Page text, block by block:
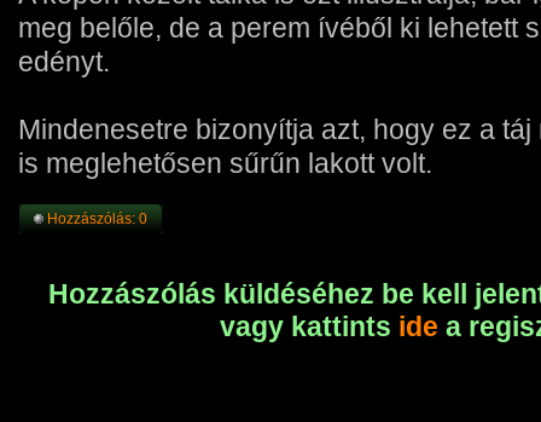
meg belőle, de a perem ívéből ki lehetett
edényt.
Mindenesetre bizonyítja azt, hogy ez a
is meglehetősen sűrűn lakott volt.
Hozzászólás: 0
Hozzászólás küldéséhez be kell
vagy kattints ide a